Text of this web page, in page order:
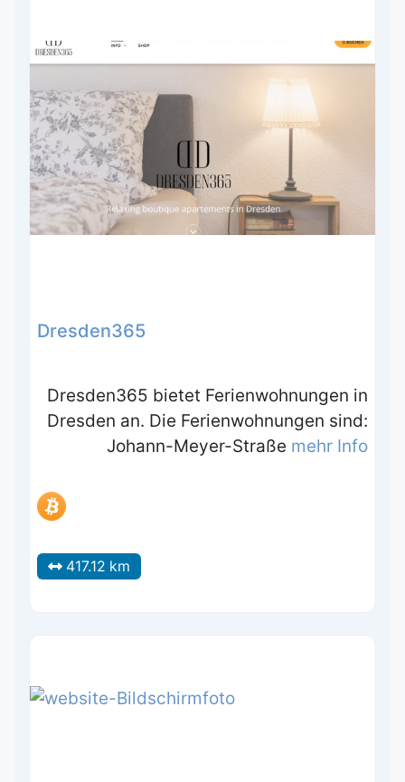
Dresden365
Dresden365 bietet Ferienwohnungen in
Dresden an. Die Ferienwohnungen sind:
Johann-Meyer-Straße mehr Info
417.12 km